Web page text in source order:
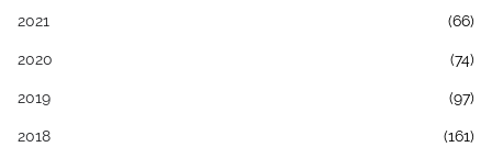
2021 (66)
2020 (74)
2019 (97)
2018 (161)